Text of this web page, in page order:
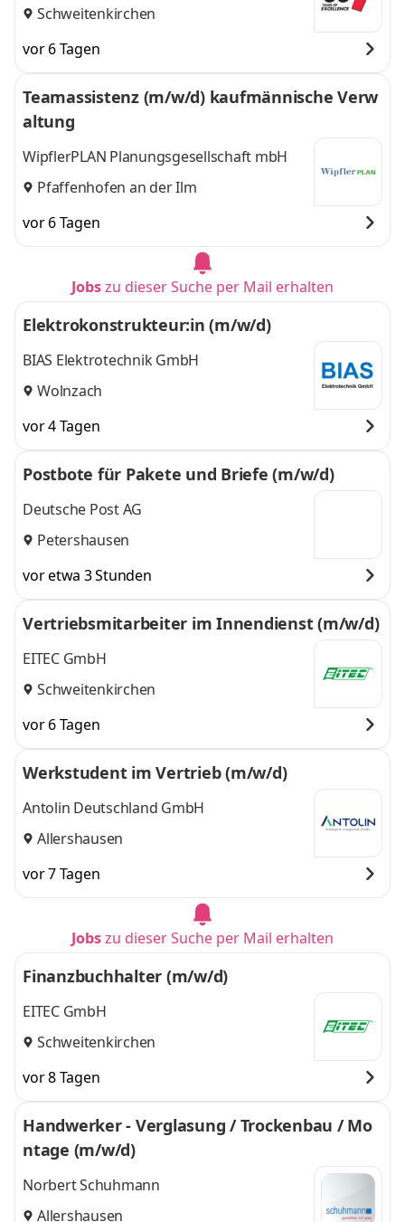
Schweitenkirchen
vor 6 Tagen
Teamassistenz (m/w/d) kaufmännische Verw
altung
WipflerPLAN Planungsgesellschaft mbH
Pfaffenhofen an der Ilm
vor 6 Tagen
Jobszu dieser Suche per Mail erhalten
Elektrokonstrukteur:in (m/w/d)
BIAS Elektrotechnik GmbH
Wolnzach
vor 4 Tagen
Postbote für Pakete und Briefe (m/w/d)
Deutsche Post AG
Petershausen
vor etwa 3 Stunden
Vertriebsmitarbeiter im Innendienst (m/w/d)
EITEC GmbH
Schweitenkirchen
vor 6 Tagen
Werkstudent im Vertrieb (m/w/d)
Antolin Deutschland GmbH
Allershausen
vor 7 Tagen
Jobszu dieser Suche per Mail erhalten
Finanzbuchhalter (m/w/d)
EITEC GmbH
Schweitenkirchen
vor 8 Tagen
Handwerker - Verglasung / Trockenbau / Mo
ntage (m/w/d)
Norbert Schuhmann
Allershausen